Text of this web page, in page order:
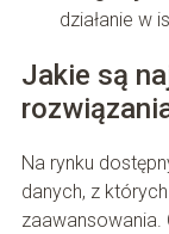
działanie w
Jakie są
Na rynku
danych, z
zaawansowania.